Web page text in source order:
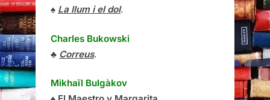
♠ La llum i el dol.
Charles Bukowski
♣ Correus.
Mikhaïl Bulgàkov